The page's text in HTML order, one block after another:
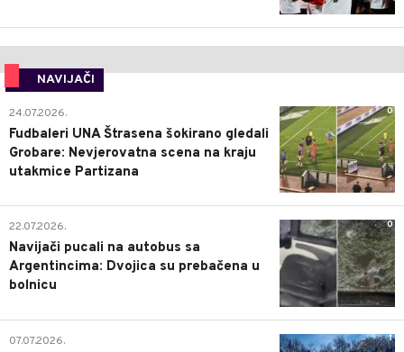
NAVIJAČI
0
24.07.2026.
Fudbaleri UNA Štrasena šokirano gledali
Grobare: Nevjerovatna scena na kraju
utakmice Partizana
0
22.07.2026.
Navijači pucali na autobus sa
Argentincima: Dvojica su prebačena u
bolnicu
1
07.07.2026.